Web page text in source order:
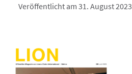
Veröffentlicht am 31. August 2023